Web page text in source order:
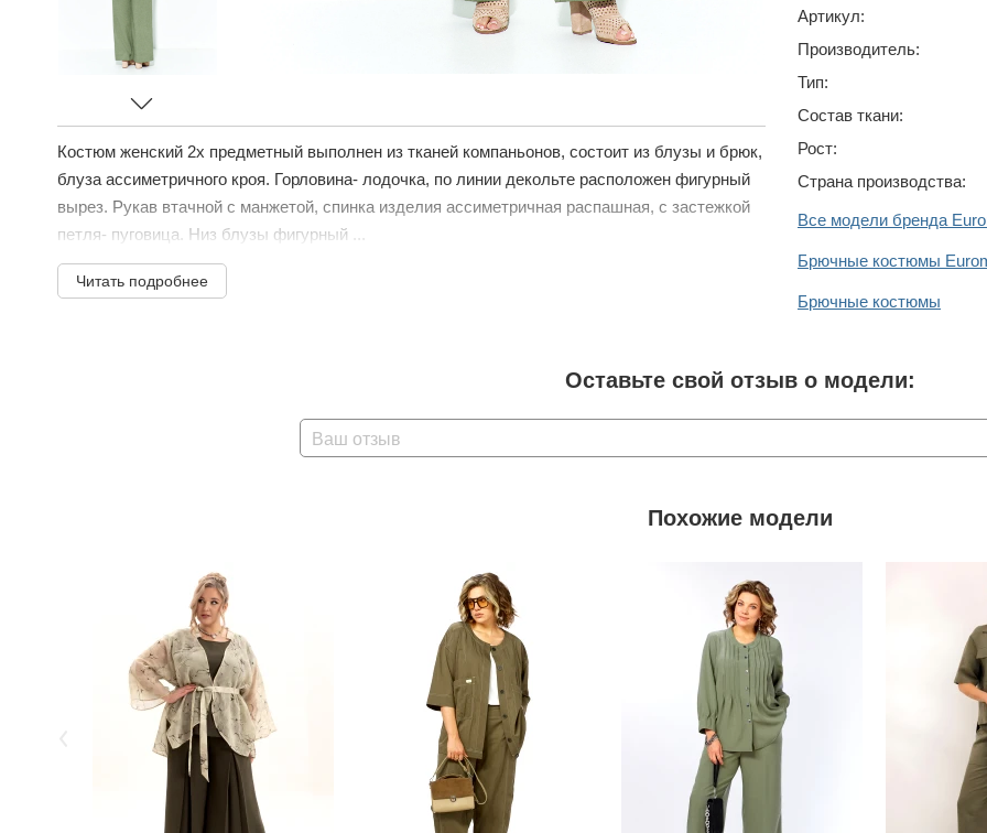
Костюм женский 2х предметный выполнен из тканей компаньонов, состоит из блузы и брюк,
блуза ассиметричного кроя. Горловина- лодочка, по линии декольте расположен фигурный
вырез. Рукав втачной с манжетой, спинка изделия ассиметричная распашная, с застежкой
петля- пуговица. Низ блузы фигурный ...
Читать подробнее
Артикул:
Производитель:
Тип:
Состав ткани:
Рост:
Страна производства:
Все модели бренда
Брючные костюмы
Брючные костюмы
Оставьте свой отзыв о модели:
Ваш отзыв
Похожие модели